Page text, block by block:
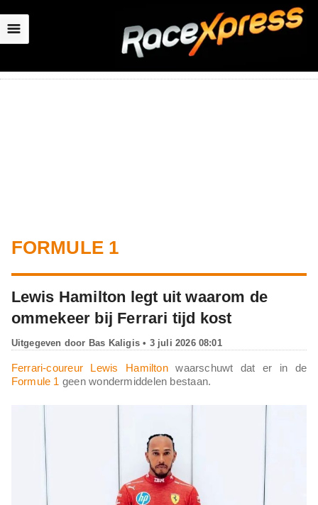
☰
FORMULE 1
Lewis Hamilton legt uit waarom de
ommekeer bij Ferrari tijd kost
Uitgegeven door Bas Kaligis• 3 juli 2026 08:01
Ferrari-coureur Lewis Hamiltonwaarschuwt dat er in de
Formule 1 geen wondermiddelen bestaan.